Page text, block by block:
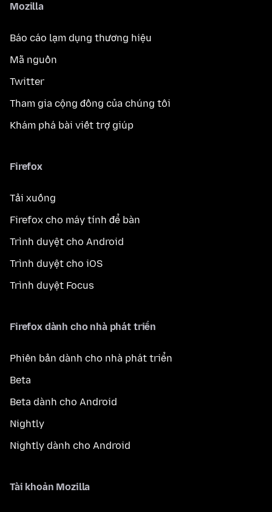
Mozilla
Báo cáo lạm dụng thương hiệu
Mã nguồn
Twitter
Tham gia cộng đồng của chúng tôi
Khám phá bài viết trợ giúp
Firefox
Tải xuống
Firefox cho máy tính để bàn
Trình duyệt cho Android
Trình duyệt cho iOS
Trình duyệt Focus
Firefox dành cho nhà phát triển
Phiên bản dành cho nhà phát triển
Beta
Beta dành cho Android
Nightly
Nightly dành cho Android
Tài khoản Mozilla